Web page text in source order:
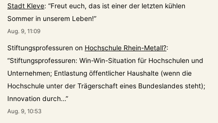
Stadt Kleve: “Freut euch, das ist einer der letzten kühlen
Sommer in unserem Leben!”
Aug. 9, 11:09
Stiftungsprofessuren on Hochschule Rhein-Metall?:
“Stiftungsprofessuren: Win-Win-Situation für Hochschulen und
Unternehmen; Entlastung öffentlicher Haushalte (wenn die
Hochschule unter der Trägerschaft eines Bundeslandes steht);
Innovation durch…”
Aug. 9, 10:53